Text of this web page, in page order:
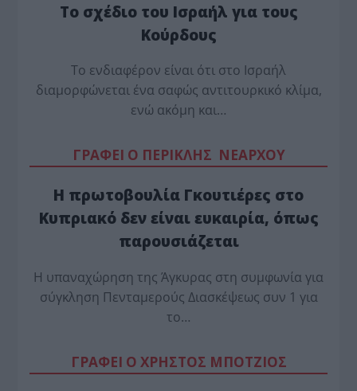
Το σχέδιο του Ισραήλ για τους
Κούρδους
Το ενδιαφέρον είναι ότι στο Ισραήλ
διαμορφώνεται ένα σαφώς αντιτουρκικό κλίμα,
ενώ ακόμη και…
ΓΡΑΦΕΙ Ο ΠΕΡΙΚΛΗΣ ΝΕΑΡΧΟΥ
Η πρωτοβουλία Γκουτιέρες στο
Κυπριακό δεν είναι ευκαιρία, όπως
παρουσιάζεται
Η υπαναχώρηση της Άγκυρας στη συμφωνία για
σύγκληση Πενταμερούς Διασκέψεως συν 1 για
το…
ΓΡΑΦΕΙ Ο ΧΡΗΣΤΟΣ ΜΠΟΤΖΙΟΣ